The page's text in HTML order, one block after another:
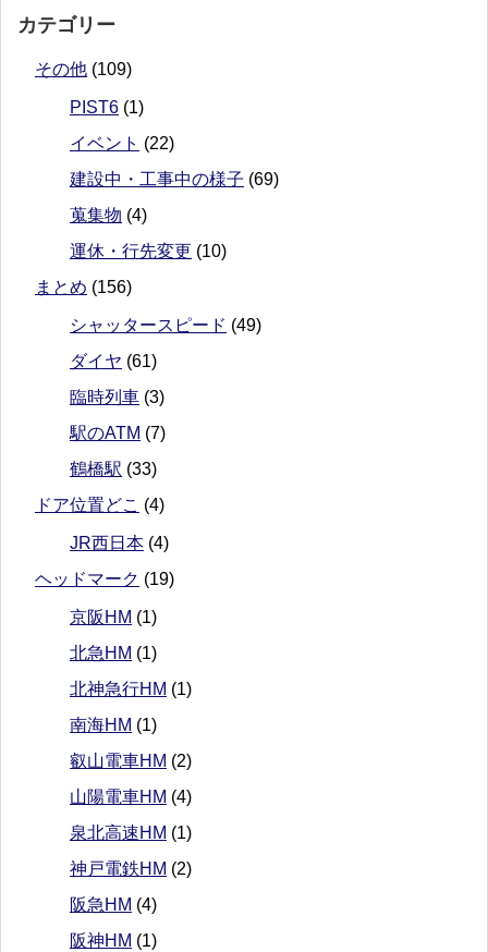
カテゴリー
その他 (109)
PIST6 (1)
イベント (22)
建設中・工事中の様子 (69)
蒐集物 (4)
運休・行先変更 (10)
まとめ (156)
シャッタースピード (49)
ダイヤ (61)
臨時列車 (3)
駅のATM (7)
鶴橋駅 (33)
ドア位置どこ (4)
JR西日本 (4)
ヘッドマーク (19)
京阪HM (1)
北急HM (1)
北神急行HM (1)
南海HM (1)
叡山電車HM (2)
山陽電車HM (4)
泉北高速HM (1)
神戸電鉄HM (2)
阪急HM (4)
阪神HM (1)